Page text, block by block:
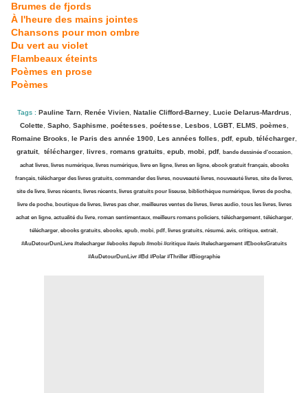
Brumes de fjords
À l'heure des mains jointes
Chansons pour mon ombre
Du vert au violet
Flambeaux éteints
Poèmes en prose
Poèmes
Tags : Pauline Tarn, Renée Vivien, Natalie Clifford-Barney, Lucie Delarus-Mardrus,
Colette, Sapho, Saphisme, poétesses, poétesse, Lesbos, LGBT, ELMS, poèmes,
Romaine Brooks, le Paris des année 1900, Les années folles, pdf, epub, télécharger,
gratuit, télécharger, livres, romans gratuits, epub, mobi, pdf, bande dessinée d'occasion,
achat livres, livres numérique, livres numérique,livre en ligne, livres en ligne, ebook gratuit français, ebooks
français, télécharger des livres gratuits, commander des livres, nouveauté livres, nouveauté livres, site de livres,
site de livre, livres récents, livres récents, livres gratuits pour liseuse, bibliothèque numérique, livres de poche,
livre de poche,boutique de livres, livres pas cher, meilleures ventes de livres, livres audio, tous les livres, livres
achat en ligne,actualité du livre, roman sentimentaux, meilleurs romans policiers,téléchargement, télécharger,
télécharger,ebooks gratuits, ebooks, epub, mobi, pdf, livres gratuits, résumé, avis, critique, extrait,
#AuDetourDunLivre #telecharger #ebooks #epub #mobi #critique #avis #telechargement #EbooksGratuits
#AuDetourDunLivr #Bd #Polar #Thriller #Biographie